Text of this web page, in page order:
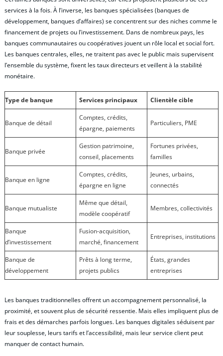
services à la fois. À l’inverse, les banques spécialisées (banques de
développement, banques d’affaires) se concentrent sur des niches comme le
financement de projets ou l’investissement. Dans de nombreux pays, les
banques communautaires ou coopératives jouent un rôle local et social fort.
Les banques centrales, elles, ne traitent pas avec le public mais supervisent
l’ensemble du système, fixent les taux directeurs et veillent à la stabilité
monétaire.
Type de banque Services principaux Clientèle cible
Banque de détail
Comptes, crédits,
épargne, paiements
Particuliers, PME
Banque privée
Gestion patrimoine,
conseil, placements
Fortunes privées,
familles
Banque en ligne
Comptes, crédits,
épargne en ligne
Jeunes, urbains,
connectés
Banque mutualiste
Même que détail,
modèle coopératif
Membres, collectivités
Banque
d’investissement
Fusion-acquisition,
marché, financement
Entreprises, institutions
Banque de
développement
Prêts à long terme,
projets publics
États, grandes
entreprises
Les banques traditionnelles offrent un accompagnement personnalisé, la
proximité, et souvent plus de sécurité ressentie. Mais elles impliquent plus de
frais et des démarches parfois longues. Les banques digitales séduisent par
leur souplesse, leurs tarifs et l’accessibilité, mais leur service client peut
manquer de contact humain.